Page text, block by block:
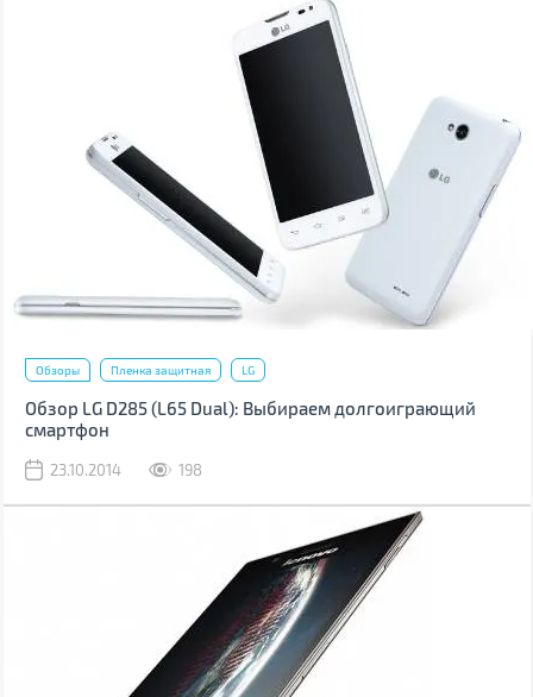
Обзоры Пленка защитная LG
Обзор LG D285 (L65 Dual): Выбираем долгоиграющий
смартфон
23.10.2014 198